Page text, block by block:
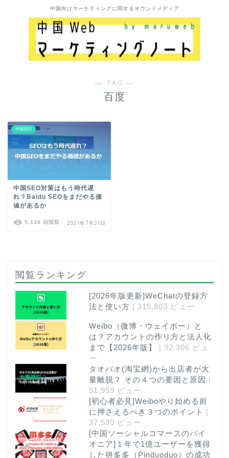
中国向けマーケティングに関するオウンドメディア
― TAG ―
百度
中国SEO
中国SEO対策はもう時代遅
れ？Baidu SEOをまだやる価
値があるか
5,139 回閲覧 2021年7月21日
閲覧ランキング
[2026年版更新]WeChatの登録方
法と使い方 | 315,803 ビュー
Weibo（微博・ウェイボー）と
は？アカウントの作り方と法人化
まで【2026年版】 | 92,306 ビュ
ー
タオバオ(淘宝網)から出店者が大
量離脱？ その４つの要因と原因 |
51,959 ビュー
[初心者必見]Weiboやり始める前
に押さえるべき３つのポイント |
37,530 ビュー
[中国ソーシャルコマースのパイ
オニア]１年で1億ユーザーを獲得
した拼多多（Pinduoduo）の成功